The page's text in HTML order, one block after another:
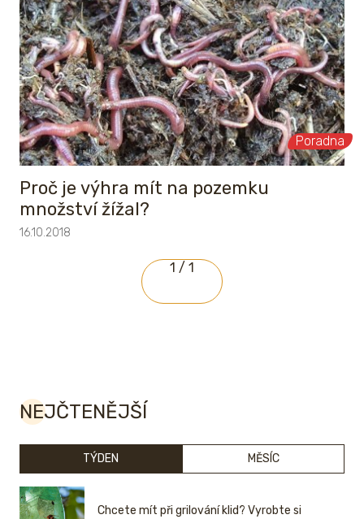
Poradna
Proč je výhra mít na pozemku
množství žížal?
16.10.2018
1 / 1
NEJČTENĚJŠÍ
TÝDEN MĚSÍC
Chcete mít při grilování klid? Vyrobte si